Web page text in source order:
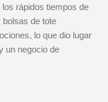
rápidos tiempos de
bolsas de tote
lo que dio lugar
un negocio de